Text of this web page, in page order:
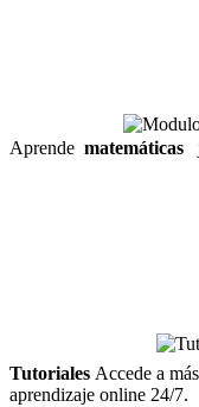
Aprende matemáticas
Tutoriales Accede a
aprendizaje online 24/7.